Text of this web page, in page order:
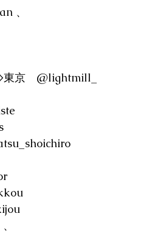
、
京　@lightmill_